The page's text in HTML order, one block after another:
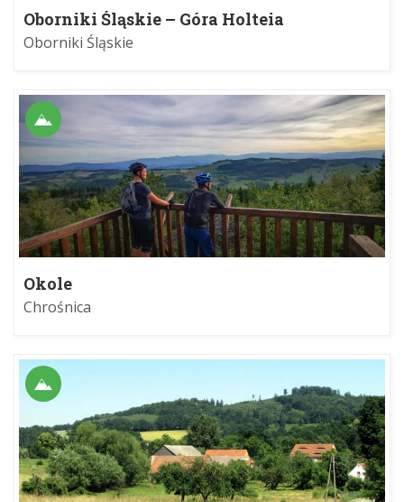
Oborniki Śląskie – Góra Holteia
Oborniki Śląskie
Okole
Chrośnica